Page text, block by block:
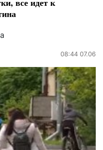
все идет к
08:44 07.06